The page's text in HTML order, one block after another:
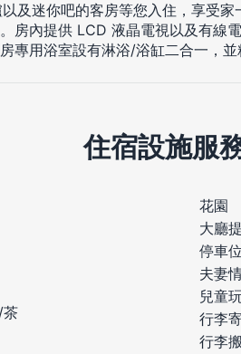
及迷你吧的客房等您入住，享受
房內提供 LCD 液晶電視以及有線
專用浴室設有淋浴/浴缸二合一，並
住宿設施服
茶
花園
大廳
停車
夫妻
兒童
行李
行李